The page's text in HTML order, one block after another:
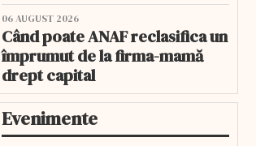
06 AUGUST 2026
Când poate ANAF reclasifica un
împrumut de la firma-mamă
drept capital
Evenimente